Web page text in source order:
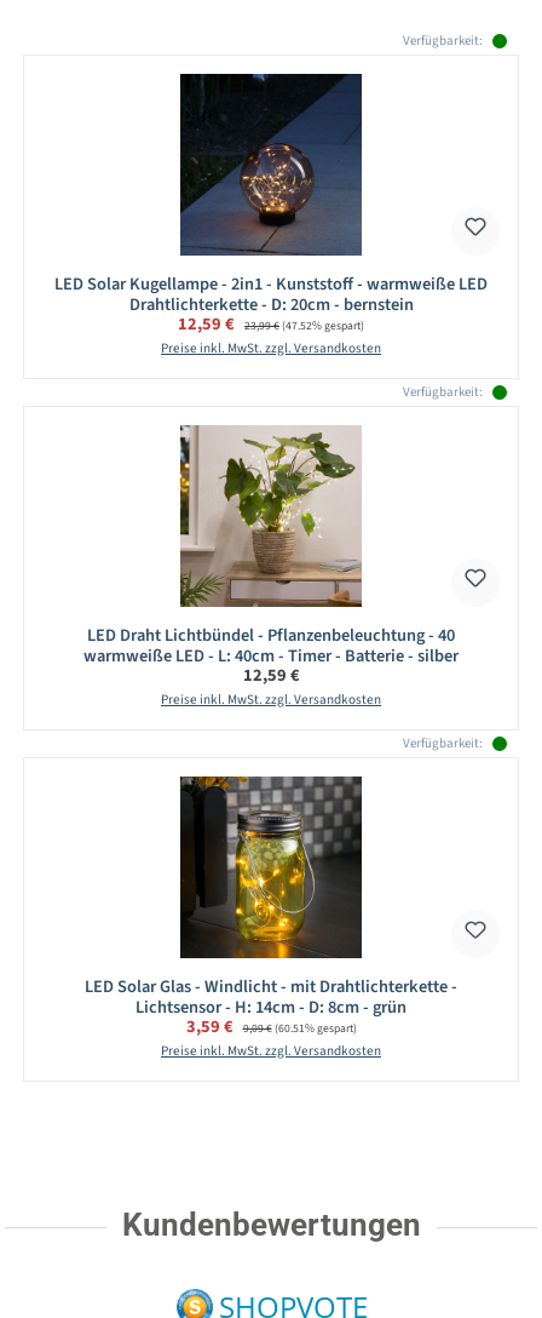
Verfügbarkeit:
LED Solar Kugellampe - 2in1 - Kunststoff - warmweiße LED
Drahtlichterkette - D: 20cm - bernstein
Verkaufspreis:
12,59 € Regulärer Preis:
23,99 €(47.52% gespart)
Preise inkl. MwSt. zzgl. Versandkosten
Verfügbarkeit:
LED Draht Lichtbündel - Pflanzenbeleuchtung - 40
warmweiße LED - L: 40cm - Timer - Batterie - silber
Regulärer Preis:
12,59 €
Preise inkl. MwSt. zzgl. Versandkosten
Verfügbarkeit:
LED Solar Glas - Windlicht - mit Drahtlichterkette -
Lichtsensor - H: 14cm - D: 8cm - grün
Verkaufspreis:
3,59 € Regulärer Preis:
9,09 €(60.51% gespart)
Preise inkl. MwSt. zzgl. Versandkosten
Kundenbewertungen